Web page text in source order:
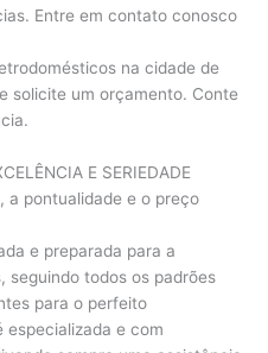
Entre em contato conosco
na cidade de
solicite um orçamento. Conte
E SERIEDADE
a pontualidade e o preço
e preparada para a
seguindo todos os padrões
para o perfeito
especializada e com